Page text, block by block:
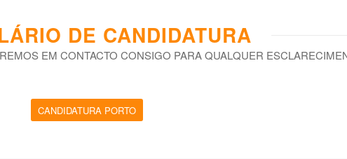
DE CANDIDATURA
EM CONTACTO CONSIGO PARA QUALQUER
CANDIDATURA PORTO